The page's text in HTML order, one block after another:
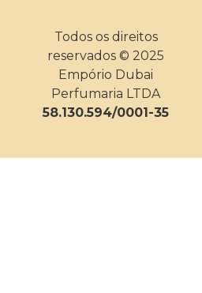
Todos os direitos
reservados © 2025
Empório Dubai
Perfumaria LTDA
58.130.594/0001-35